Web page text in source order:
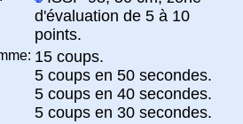
d'évaluation de 5 à 10
points.
15 coups.
5 coups en 50 secondes.
5 coups en 40 secondes.
5 coups en 30 secondes.